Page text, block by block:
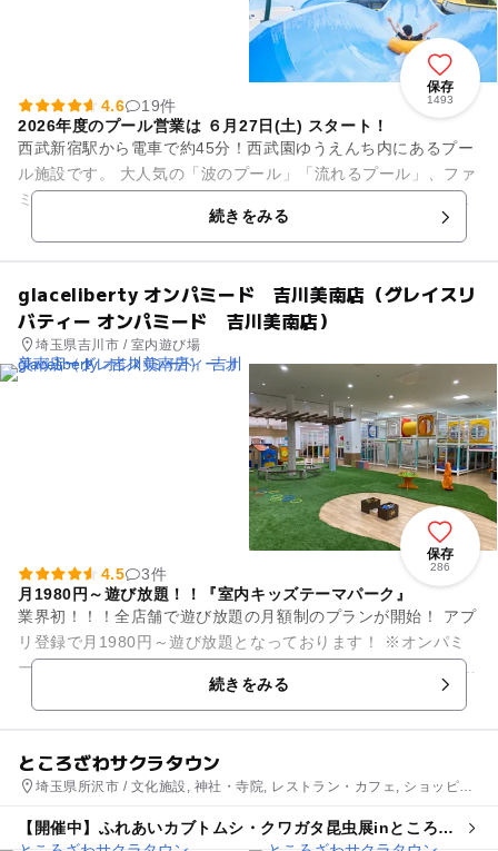
保存
1493
4.6
19件
2026年度のプール営業は ６月27日(土) スタート！
西武新宿駅から電車で約45分！西武園ゆうえんち内にあるプー
ル施設です。 大人気の「波のプール」「流れるプール」、ファ
ミリーにおススメの「こどもプール」「おふねのプール」、ス
続きをみる
glaceliberty オンパミード 吉川美南店（グレイスリ
バティー オンパミード 吉川美南店）
埼玉県吉川市 / 室内遊び場
保存
286
4.5
3件
月1980円～遊び放題！！『室内キッズテーマパーク』
業界初！！！全店舗で遊び放題の月額制のプランが開始！ アプ
リ登録で月1980円～遊び放題となっております！ ※オンパミ
ード全店舗ご利用いただけます。 詳しくはオフィシャルサイ
続きをみる
ところざわサクラタウン
埼玉県所沢市 / 文化施設, 神社・寺院, レストラン・カフェ, ショッピン
【開催中】ふれあいカブトムシ・クワガタ昆虫展inところざ
わサクラタウン2026